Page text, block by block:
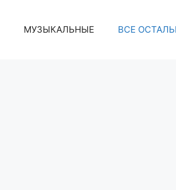
МУЗЫКАЛЬНЫЕ ВСЕ